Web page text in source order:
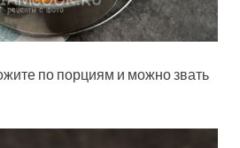
по порциям и можно звать